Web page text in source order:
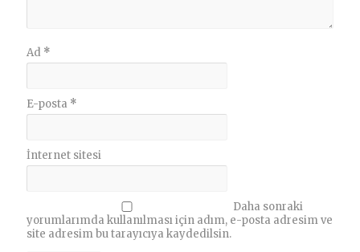
Ad *
E-posta *
İnternet sitesi
Daha sonraki
yorumlarımda kullanılması için adım, e-posta adresim ve
site adresim bu tarayıcıya kaydedilsin.